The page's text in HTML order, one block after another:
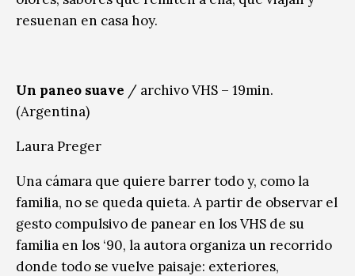
resuenan en casa hoy.
Un paneo suave / archivo VHS – 19min.
(Argentina)
Laura Preger
Una cámara que quiere barrer todo y, como la
familia, no se queda quieta. A partir de observar el
gesto compulsivo de panear en los VHS de su
familia en los ‘90, la autora organiza un recorrido
donde todo se vuelve paisaje: exteriores,